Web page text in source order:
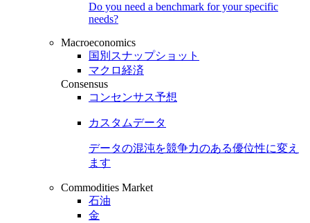
Do you need a benchmark for your specific
needs?
Macroeconomics
国別スナップショット
マクロ経済
Consensus
コンセンサス予想
カスタムデータ
データの混沌を競争力のある優位性に変え
ます
Commodities Market
石油
金